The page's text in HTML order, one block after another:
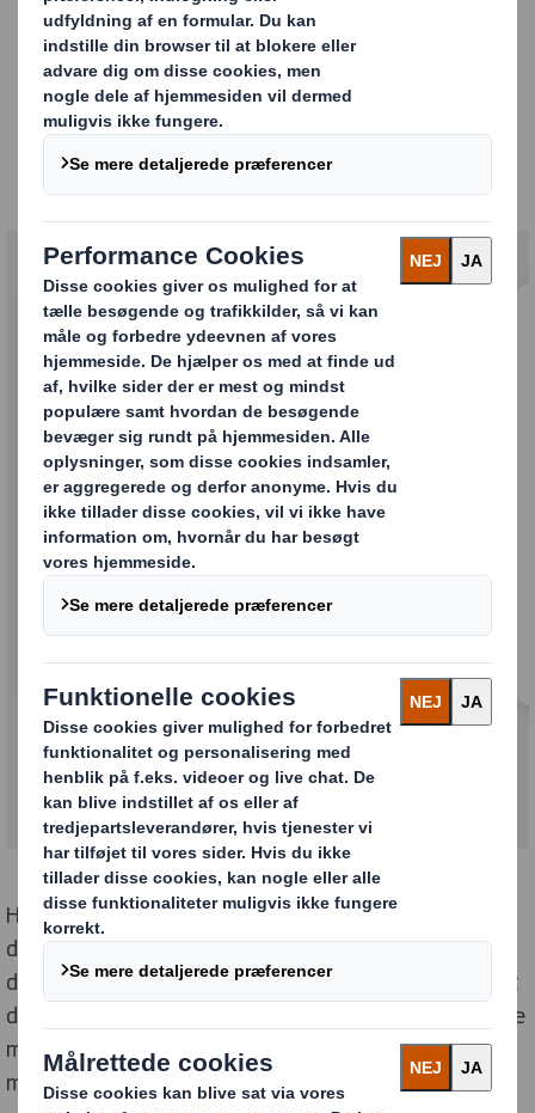
POS
Se hvor mange forskellige POS løsninger vi
kan hjælpe dig med
Diverse POS
Hos DS Smith tilbyder vi professionel hjælp til at
designe, producere og implementere POS materialer,
der er skræddersyet til din virksomhed. Vi sørger for, at
dit POS-materiale er visuelt tiltalende, effektivt og ikke
mindst sælgende. Hos DS Smith er vi altid på forkant
med de nyeste tendenser inden for POS materialer.